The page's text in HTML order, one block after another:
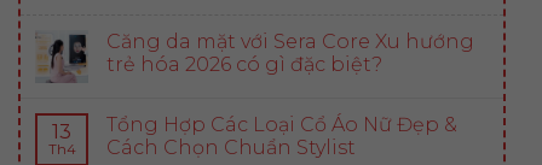
Căng da mặt với Sera Core Xu hướng
trẻ hóa 2026 có gì đặc biệt?
13
Th4
Tổng Hợp Các Loại Cổ Áo Nữ Đẹp &
Cách Chọn Chuẩn Stylist